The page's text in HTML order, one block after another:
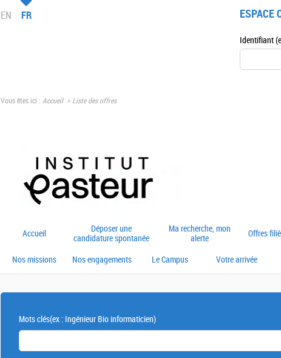
EN FR ESPACE
Vous êtes ici : Accueil Liste des offres
Accueil
Déposer une
candidature spontanée
Ma recherche, mon
alerte
Offres
Nos missions Nos engagements Le Campus Votre arrivée
Mots clés(ex : Ingénieur Bio informaticien)